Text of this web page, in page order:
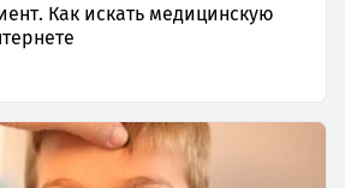
Как искать медицинскую